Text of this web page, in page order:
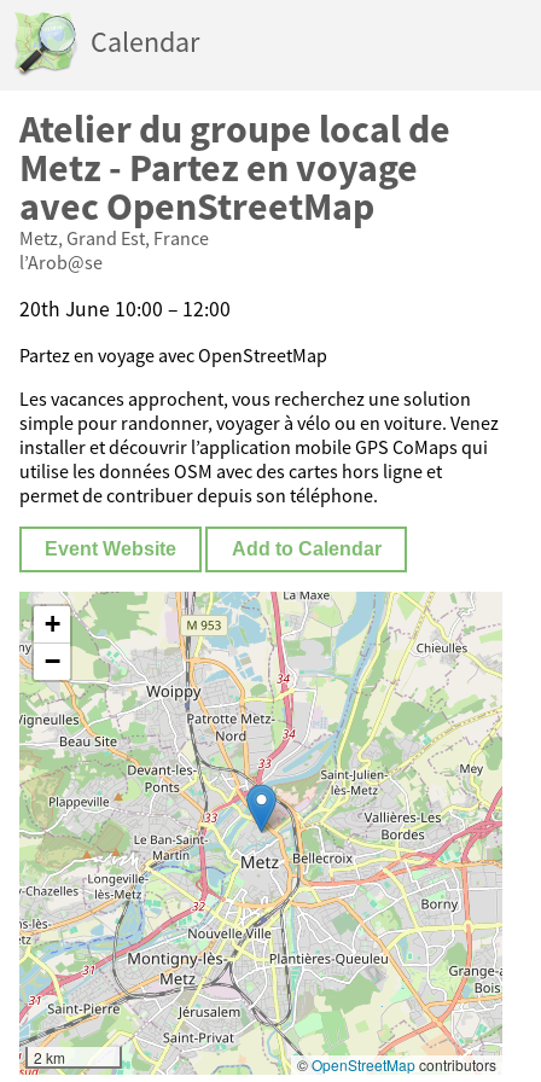
Calendar
Atelier du groupe local de
Metz - Partez en voyage
avec OpenStreetMap
Metz, Grand Est, France
l’Arob@se
20th June 10:00 – 12:00
Partez en voyage avec OpenStreetMap
Les vacances approchent, vous recherchez une solution
simple pour randonner, voyager à vélo ou en voiture. Venez
installer et découvrir l’application mobile GPS CoMaps qui
utilise les données OSM avec des cartes hors ligne et
permet de contribuer depuis son téléphone.
Event Website Add to Calendar
+
−
2 km ©OpenStreetMapcontributors